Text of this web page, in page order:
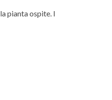
pianta ospite. I